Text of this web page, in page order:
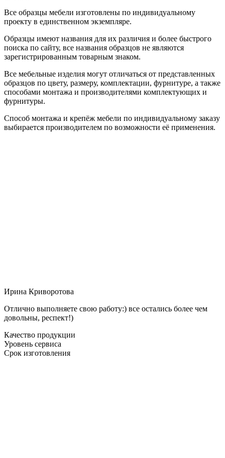
Все образцы мебели изготовлены по индивидуальному
проекту в единственном экземпляре.
Образцы имеют названия для их различия и более быстрого
поиска по сайту, все названия образцов не являются
зарегистрированным товарным знаком.
Все мебельные изделия могут отличаться от представленных
образцов по цвету, размеру, комплектации, фурнитуре, а также
способами монтажа и производителями комплектующих и
фурнитуры.
Способ монтажа и крепёж мебели по индивидуальному заказу
выбирается производителем по возможности её применения.
Ирина Криворотова
Отлично выполняете свою работу:) все остались более чем
довольны, респект!)
Качество продукции
Уровень сервиса
Срок изготовления